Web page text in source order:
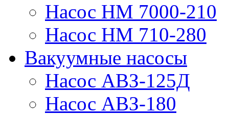
Насос НМ 7000-210
Насос НМ 710-280
Вакуумные насосы
Насос АВЗ-125Д
Насос АВЗ-180